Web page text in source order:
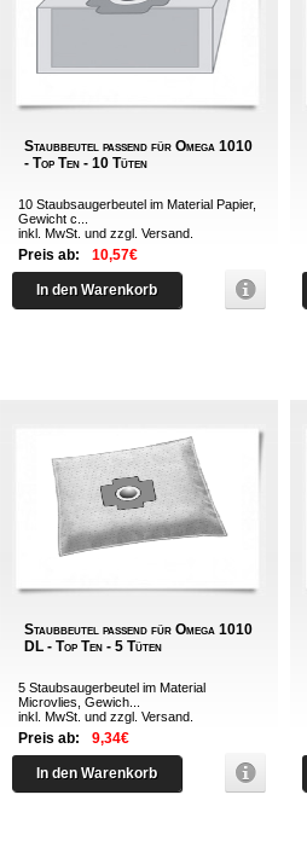
Staubbeutel passend für Omega 1010
- Top Ten - 10 Tüten
10 Staubsaugerbeutel im Material Papier,
Gewicht c...
inkl. MwSt. und zzgl. Versand
Preis ab: 10,57€
In den Warenkorb
Staubbeutel passend für Omega 1010
DL - Top Ten - 5 Tüten
5 Staubsaugerbeutel im Material
Microvlies, Gewich...
inkl. MwSt. und zzgl. Versand
Preis ab: 9,34€
In den Warenkorb